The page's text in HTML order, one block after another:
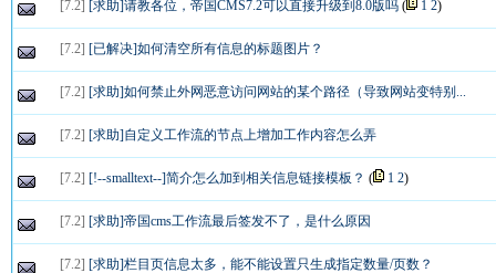
[7.2] [求助]请教各位，帝国CMS7.2可以直接升级到8.0版吗 ( 1 2)
[7.2] [已解决]如何清空所有信息的标题图片？
[7.2] [求助]如何禁止外网恶意访问网站的某个路径（导致网站变特别...
[7.2] [求助]自定义工作流的节点上增加工作内容怎么弄
[7.2] [!--smalltext--]简介怎么加到相关信息链接模板？ ( 1 2)
[7.2] [求助]帝国cms工作流最后签发不了，是什么原因
[7.2] [求助]栏目页信息太多，能不能设置只生成指定数量/页数？